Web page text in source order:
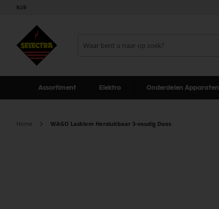
B2B
Assortiment Elektro Onderdelen Apparaten
Home WAGO Lasklem Hersluitbaar 3-voudig Doos